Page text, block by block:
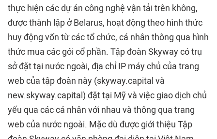
thực hiện các dự án công nghệ vận tải trên không,
được thành lập ở Belarus, hoạt động theo hình thức
huy động vốn từ các tổ chức, cá nhân thông qua hình
thức mua các gói cổ phần. Tập đoàn Skyway có trụ
sở đặt tại nước ngoài, địa chỉ IP máy chủ của trang
web của tập đoàn này (skyway.capital và
new.skyway.capital) đặt tại Mỹ và việc giao dịch chủ
yếu qua các cá nhân với nhau và thông qua trang
web của nước ngoài. Mặc dù được giới thiệu Tập